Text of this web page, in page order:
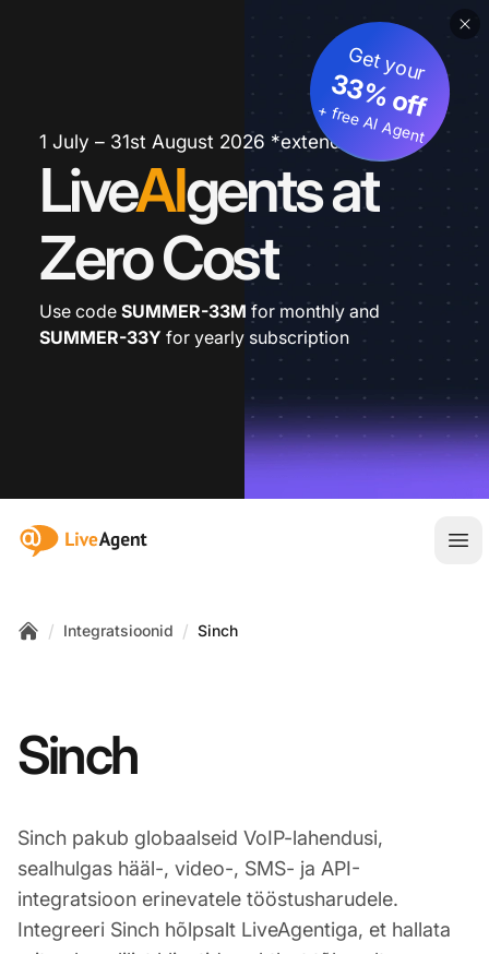
1 July – 31st August 2026 *extended
LiveAIgents at
Zero Cost
Get your
33% off
+ free AI Agent
Use code SUMMER-33M for monthly and
SUMMER-33Y for yearly subscription
:site.title
/ Integratsioonid / Sinch
Sinch
Sinch pakub globaalseid VoIP-lahendusi,
sealhulgas hääl-, video-, SMS- ja API-
integratsioon erinevatele tööstusharudele.
Integreeri Sinch hõlpsalt LiveAgentiga, et hallata